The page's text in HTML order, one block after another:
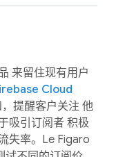
来留住现有用户
Cloud
提醒客户关注 他
吸引订阅者 积极
失率。Le Figaro